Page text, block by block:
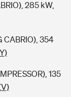
285 kW,
CABRIO), 354
135